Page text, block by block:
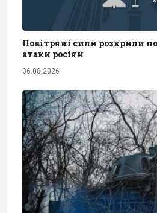
Повітряні сили розкрили
атаки росіян
06.08.2026